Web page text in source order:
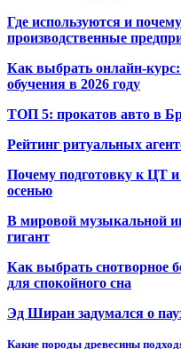
Где используются и
производственные
Как выбрать онлайн-курс:
обучения в 2026 году
ТОП 5: прокатов авто в
Рейтинг ритуальных
Почему подготовку к ЦТ
осенью
В мировой музыкальной
гигант
Как выбрать снотворное
для спокойного сна
Эд Ширан задумался о
Какие породы древесины